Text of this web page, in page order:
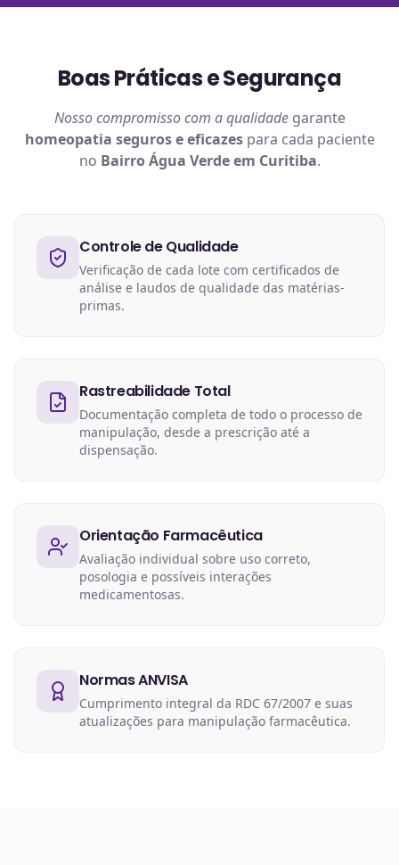
Boas Práticas e Segurança
Nosso compromisso com a qualidadegarante
homeopatia seguros e eficazespara cada paciente
no Bairro Água Verde em Curitiba.
Controle de Qualidade
Verificação de cada lote com certificados de
análise e laudos de qualidade das matérias-
primas.
Rastreabilidade Total
Documentação completa de todo o processo de
manipulação, desde a prescrição até a
dispensação.
Orientação Farmacêutica
Avaliação individual sobre uso correto,
posologia e possíveis interações
medicamentosas.
Normas ANVISA
Cumprimento integral da RDC 67/2007 e suas
atualizações para manipulação farmacêutica.